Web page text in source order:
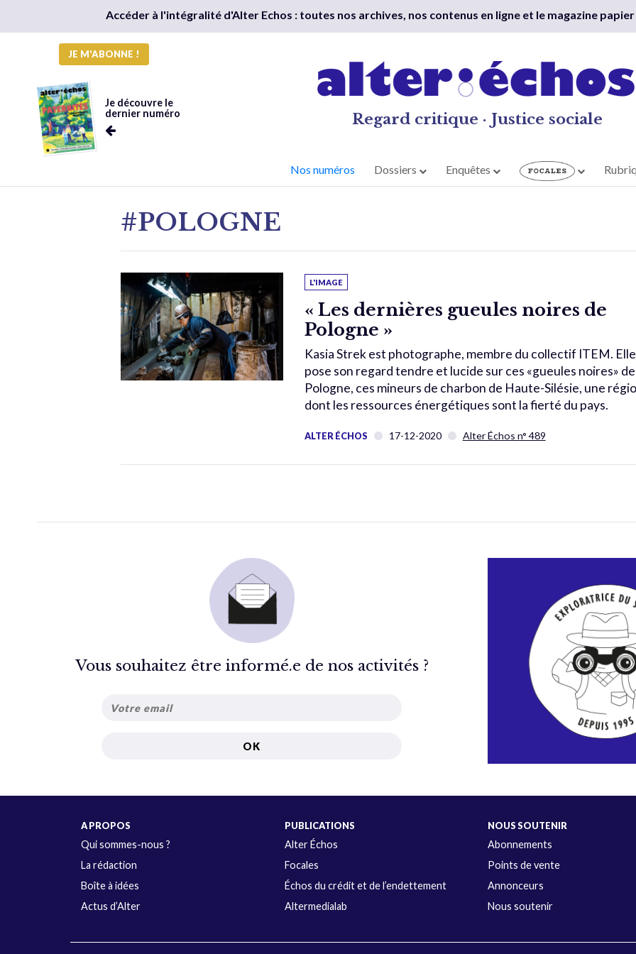
Accéder à l'intégralité d'Alter Echos : toutes nos archives, nos contenus en ligne et le magazine
JE M'ABONNE !
Je découvre le
dernier numéro
Regard critique · Justice sociale
Nos numéros Dossiers Enquêtes
#POLOGNE
L'IMAGE
« Les dernières gueules noires de
Pologne »
Kasia Strek est photographe, membre du collectif ITEM. Elle
pose son regard tendre et lucide sur ces «gueules noires» de
Pologne, ces mineurs de charbon de Haute-Silésie, une
dont les ressources énergétiques sont la fierté du pays.
ALTER ÉCHOS 17-12-2020 Alter Échos n° 489
Vous souhaitez être informé.e de nos activités ?
A PROPOS
Qui sommes-nous ?
La rédaction
Boîte à idées
Actus d’Alter
PUBLICATIONS
Alter Échos
Focales
Échos du crédit et de l’endettement
Altermedialab
NOUS SOUTENIR
Abonnements
Points de vente
Annonceurs
Nous soutenir